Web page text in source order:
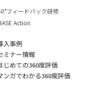
フィードバック研修
Action
入事例
ミナー情報
じめての360度評価
ンガでわかる360度評価